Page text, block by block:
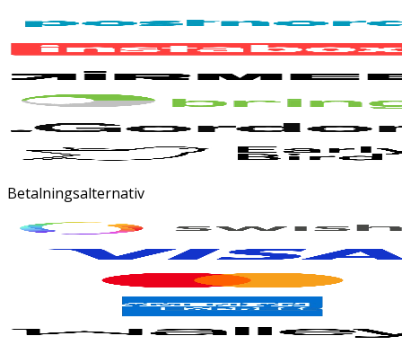
Betalningsalternativ